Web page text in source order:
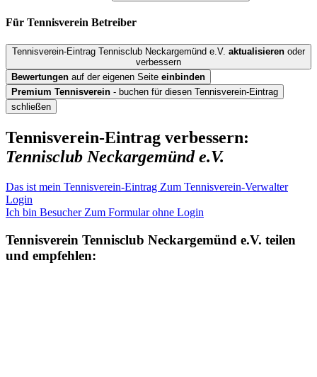
Für Tennisverein Betreiber
Tennisverein-Eintrag Tennisclub Neckargemünd e.V. aktualisieren oder
verbessern
Bewertungen auf der eigenen Seite einbinden
Premium Tennisverein - buchen für diesen Tennisverein-Eintrag
schließen
Tennisverein-Eintrag verbessern:
Tennisclub Neckargemünd e.V.
Das ist mein Tennisverein-Eintrag Zum Tennisverein-Verwalter
Login
Ich bin Besucher Zum Formular ohne Login
Tennisverein Tennisclub Neckargemünd e.V. teilen
und empfehlen: